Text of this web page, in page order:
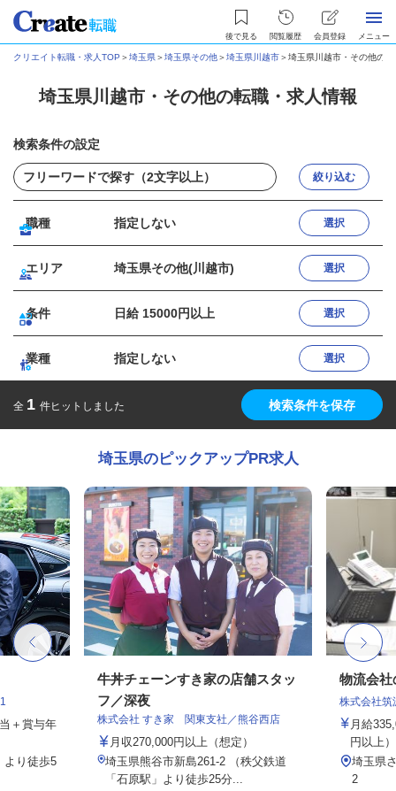
後で見る 閲覧履歴 会員登録 メニュー
クリエイト転職・求人TOP ＞埼玉県＞埼玉県その他＞埼玉県川越市＞埼玉県川越市・その他の
埼玉県川越市・その他の転職・求人情報
検索条件の設定
絞り込む
職種 指定しない 選択
エリア 埼玉県その他(川越市) 選択
条件 日給 15000円以上 選択
業種 指定しない 選択
全 1 件ヒットしました 検索条件を保存
埼玉県のピックアップPR求人
＋賞与年
より徒歩5
牛丼チェーンすき家の店舗スタッ
フ／深夜
株式会社 すき家 関東支社／熊谷西店
月収270,000円以上（想定）
埼玉県熊谷市新島261-2 （秩父鉄道
「石原駅」より徒歩25分...
物流会社
株式会社
月給
円以上）
埼玉県
2